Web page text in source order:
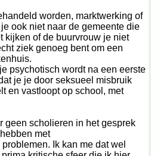
worden, marktwerking of
ook niet naar de gemeente die
kijken of de buurvrouw je niet
ziek genoeg bent om een
psychotisch wordt na een eerste
je je door seksueel misbruik
en vastloopt op school, met
geen scholieren in het gesprek
met
Ik kan me dat wel